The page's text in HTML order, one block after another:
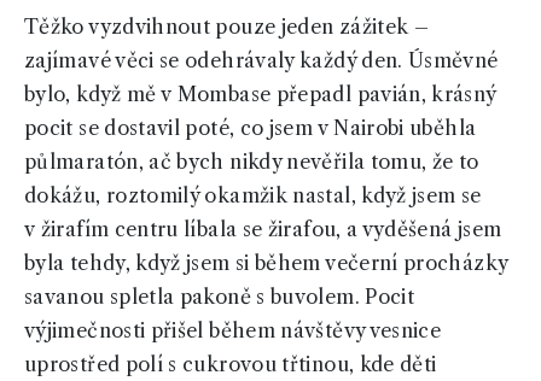
Těžko vyzdvihnout pouze jeden zážitek –
zajímavé věci se odehrávaly každý den. Úsměvné
bylo, když mě v Mombase přepadl pavián, krásný
pocit se dostavil poté, co jsem v Nairobi uběhla
půlmaratón, ač bych nikdy nevěřila tomu, že to
dokážu, roztomilý okamžik nastal, když jsem se
v žirafím centru líbala se žirafou, a vyděšená jsem
byla tehdy, když jsem si během večerní procházky
savanou spletla pakoně s buvolem. Pocit
výjimečnosti přišel během návštěvy vesnice
uprostřed polí s cukrovou třtinou, kde děti